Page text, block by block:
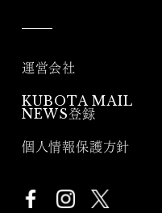
運営会社
KUBOTA MAIL
NEWS登録
個人情報保護方針